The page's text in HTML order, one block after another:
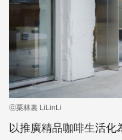
ⓒ栗林裏 LiLinLi
以推廣精品咖啡生活